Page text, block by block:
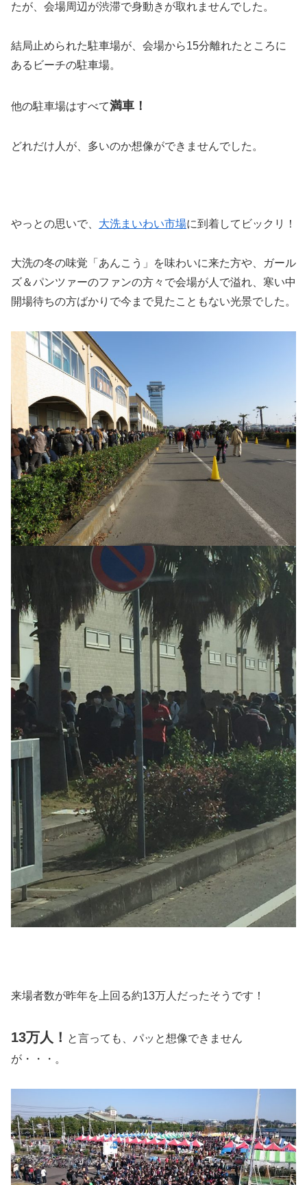
たが、会場周辺が渋滞で身動きが取れませんでした。
結局止められた駐車場が、会場から15分離れたところに
あるビーチの駐車場。
他の駐車場はすべて満車！
どれだけ人が、多いのか想像ができませんでした。
やっとの思いで、 大洗まいわい市場に到着してビックリ！
大洗の冬の味覚「あんこう」を味わいに来た方や、ガール
ズ＆パンツァーのファンの方々で会場が人で溢れ、寒い中
開場待ちの方ばかりで今まで見たこともない光景でした。
来場者数が昨年を上回る約13万人だったそうです！
13万人！ と言っても、パッと想像できません
が・・・。